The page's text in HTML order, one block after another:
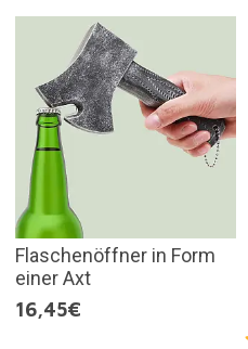
Flaschenöffner in Form
einer Axt
16,45€